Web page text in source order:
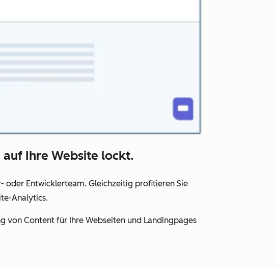
Ihre Website lockt.
oder Entwicklerteam. Gleichzeitig profitieren Sie
Analytics.
von Content für Ihre Webseiten und Landingpages